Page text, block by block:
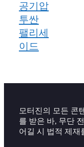
공기압
투싼
팰리세
이드
모터진의 모든 콘
를 받은 바, 무단
어길 시 법적 제재